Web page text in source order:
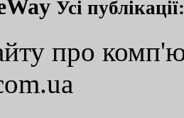
Усі
про